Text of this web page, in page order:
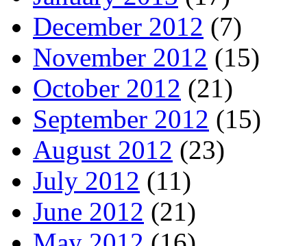
December 2012 (7)
November 2012 (15)
October 2012 (21)
September 2012 (15)
August 2012 (23)
July 2012 (11)
June 2012 (21)